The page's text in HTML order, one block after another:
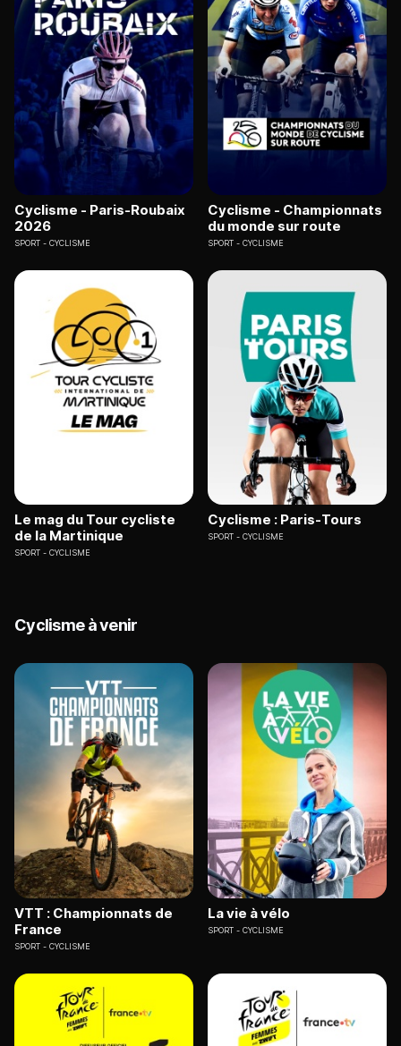
Cyclisme - Paris-Roubaix
2026
SPORT CYCLISME
Cyclisme - Championnats
du monde sur route
SPORT CYCLISME
Le mag du Tour cycliste
de la Martinique
SPORT CYCLISME
Cyclisme : Paris-Tours
SPORT CYCLISME
Cyclisme à venir
VTT : Championnats de
France
SPORT CYCLISME
La vie à vélo
SPORT CYCLISME